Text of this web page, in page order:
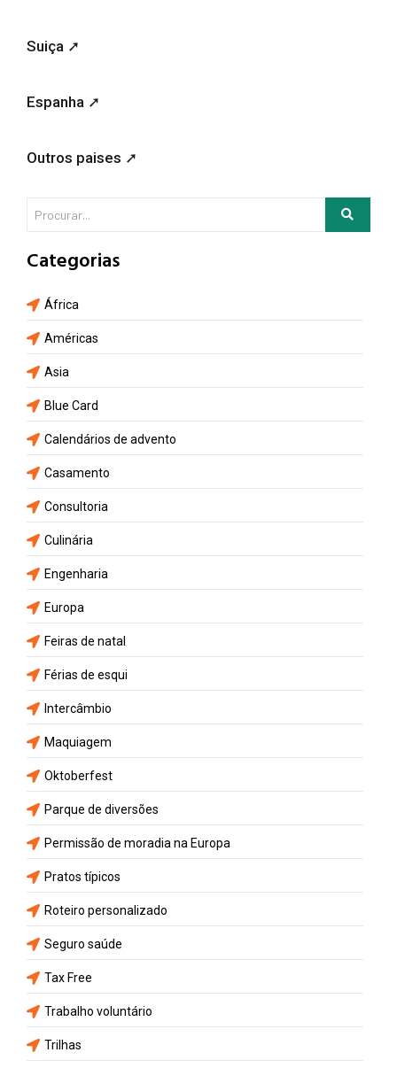
Suiça ➚
Espanha ➚
Outros paises ➚
Categorias
África
Américas
Asia
Blue Card
Calendários de advento
Casamento
Consultoria
Culinária
Engenharia
Europa
Feiras de natal
Férias de esqui
Intercâmbio
Maquiagem
Oktoberfest
Parque de diversões
Permissão de moradia na Europa
Pratos típicos
Roteiro personalizado
Seguro saúde
Tax Free
Trabalho voluntário
Trilhas